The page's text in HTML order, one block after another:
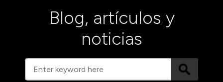
Blog, artículos y
noticias